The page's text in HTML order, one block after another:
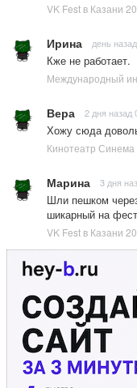
VK Fest в Казани
Ирина день
Кже не работает.
Международный
Вера 2 дня назад
Хожу сюда
Кинотеатр
Марина 3 дня
Шли пешком
шикарный на
VK Fest в Казани